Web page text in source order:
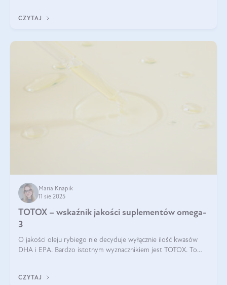
CZYTAJ
Maria Knapik
11 sie 2025
TOTOX – wskaźnik jakości suplementów omega-
3
O jakości oleju rybiego nie decyduje wyłącznie ilość kwasów
DHA i EPA. Bardzo istotnym wyznacznikiem jest TOTOX. To
CZYTAJ